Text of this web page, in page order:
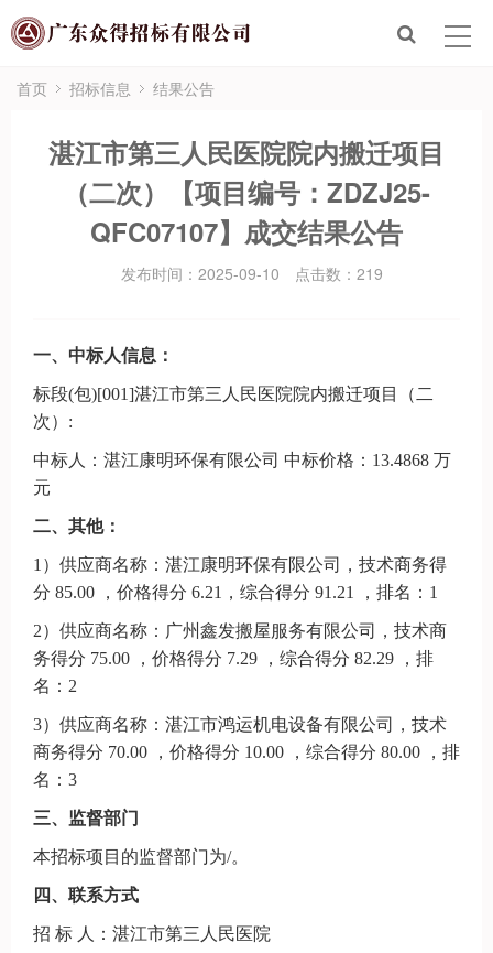
首页
众得服务
招标信息
新闻政策
首页 招标信息 结果公告
湛江市第三人民医院院内搬迁项目
（二次）【项目编号：ZDZJ25-
QFC07107】成交结果公告
发布时间：2025-09-10 点击数： 219
一、中标人信息：
标段(包)[001]湛江市第三人民医院院内搬迁项目（二
次）:
中标人：湛江康明环保有限公司 中标价格： 13.4868 万
元
二、其他：
1）供应商名称：湛江康明环保有限公司，技术商务得
分 85.00 ，价格得分 6.21，综合得分 91.21 ，排名：1
2）供应商名称：广州鑫发搬屋服务有限公司，技术商
务得分 75.00 ，价格得分 7.29 ，综合得分 82.29 ，排
名：2
3）供应商名称：湛江市鸿运机电设备有限公司，技术
商务得分 70.00 ，价格得分 10.00 ，综合得分 80.00 ，排
名：3
三、监督部门
本招标项目的监督部门为/。
四、联系方式
招 标 人： 湛江市第三人民医院